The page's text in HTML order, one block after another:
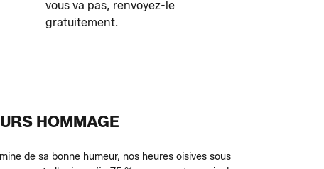
vous va pas, renvoyez-le
gratuitement.
HOMMAGE
de sa bonne humeur, nos heures oisives sous